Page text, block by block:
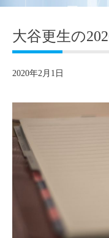
大谷更生の
2020年2月1日